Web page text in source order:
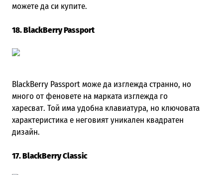
можете да си купите.
18. BlackBerry Passport
BlackBerry Passportможе да изглежда странно, но
много от феновете на марката изглежда го
харесват. Той има удобна клавиатура, но ключовата
характеристика е неговият уникален квадратен
дизайн.
17. BlackBerry Classic